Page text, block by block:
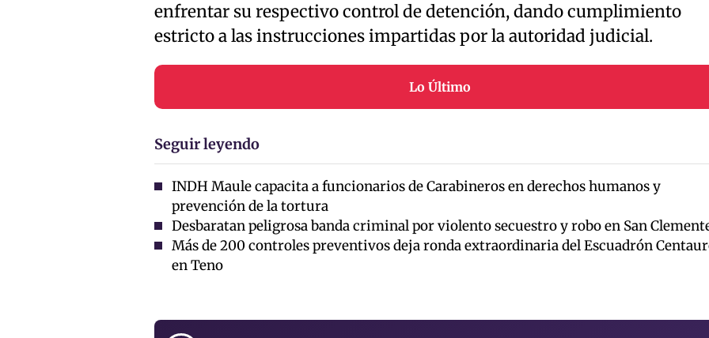
enfrentar su respectivo control de detención, dando cumplimiento
estricto a las instrucciones impartidas por la autoridad judicial.
Lo Último
Seguir leyendo
INDH Maule capacita a funcionarios de Carabineros en derechos humanos y
prevención de la tortura
Desbaratan peligrosa banda criminal por violento secuestro y robo en San
Más de 200 controles preventivos deja ronda extraordinaria del Escuadrón
en Teno